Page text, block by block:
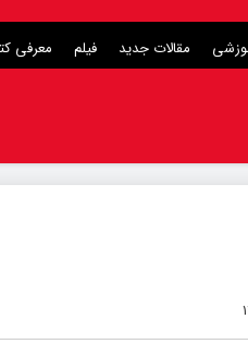
مقالات جدید فیلم معرفی